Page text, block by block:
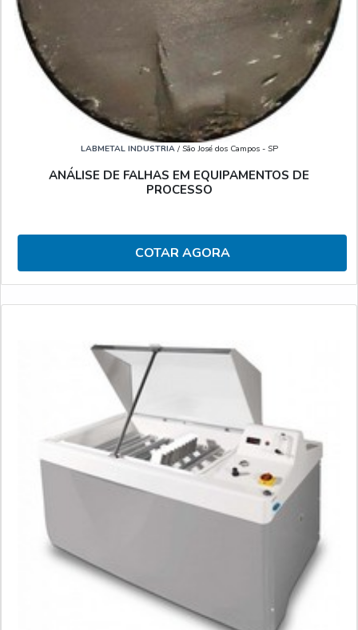
LABMETAL INDUSTRIA/ São José dos Campos - SP
ANÁLISE DE FALHAS EM EQUIPAMENTOS DE
PROCESSO
COTAR AGORA